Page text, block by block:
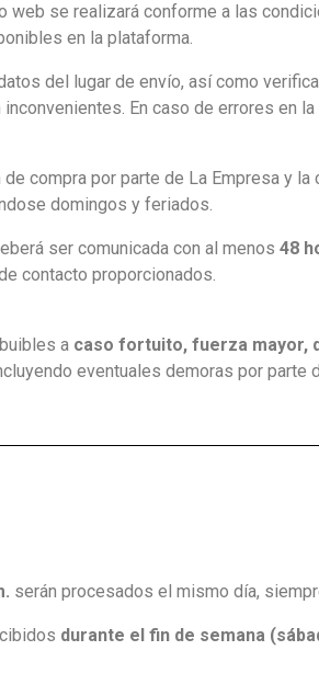
se realizará conforme a las
en la plataforma.
del lugar de envío, así como
En caso de errores en
compra por parte de La Empresa y
domingos y feriados.
ser comunicada con al menos 48
contacto proporcionados.
a caso fortuito, fuerza mayor,
eventuales demoras por
serán procesados el mismo día,
durante el fin de semana